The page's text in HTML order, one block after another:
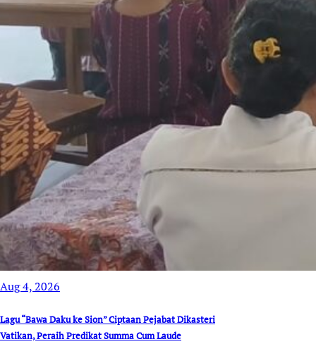
Aug 4, 2026
Lagu “Bawa Daku ke Sion” Ciptaan Pejabat Dikasteri
Vatikan, Peraih Predikat Summa Cum Laude